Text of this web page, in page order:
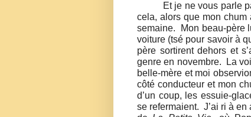
Et je ne vous parle
cela, alors que mon
semaine.
Mon beau-père
voiture (tsé pour savoir à
père sortirent dehors et
genre en novembre.
La
belle-mère et moi
côté conducteur et mon
d’un coup, les essuie-
se refermaient. J’ai ri à